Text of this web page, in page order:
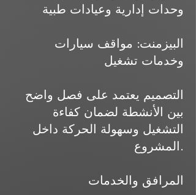
وحدات إدارية وعيادات طبية
البيزمنت: مواقف سيارات
وخدمات تشغيل
التصميم يعتمد على فصل واضح
بين الأنشطة لضمان كفاءة
التشغيل وسهولة الحركة داخل
المشروع.
المرافق والخدمات